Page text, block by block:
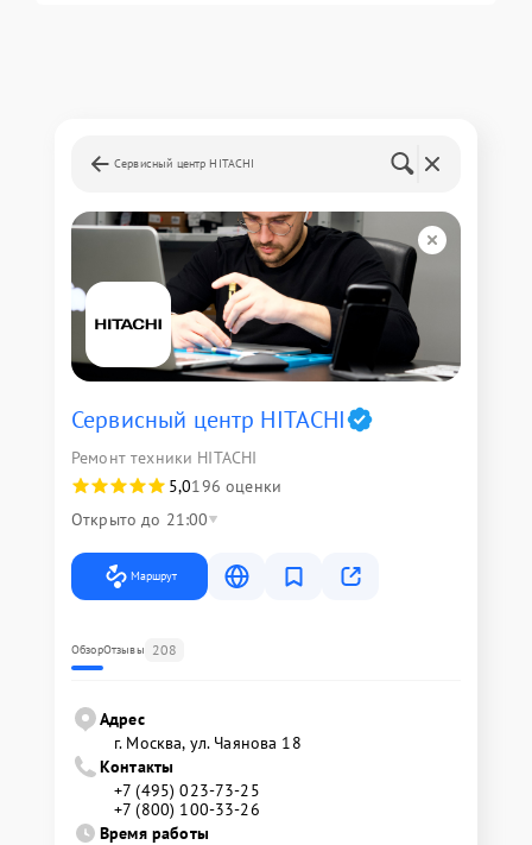
Сервисный центр HITACHI
Сервисный центр HITACHI
Ремонт техники HITACHI
5,0196 оценки
Открыто до 21:00
Маршрут
ОбзорОтзывы 208
Адрес
г. Москва, ул. Чаянова 18
Контакты
+7 (495) 023-73-25
+7 (800) 100-33-26
Время работы